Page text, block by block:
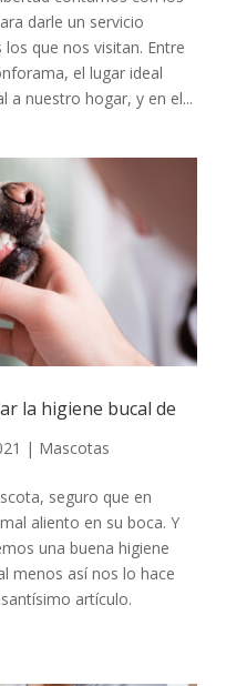
darle un servicio
que nos visitan. Entre
el lugar ideal
a nuestro hogar, y en el...
la higiene bucal de
| Mascotas
seguro que en
aliento en su boca. Y
una buena higiene
menos así nos lo hace
artículo.